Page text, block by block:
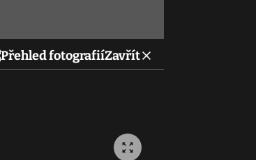
Přehled fotografiíZavřít